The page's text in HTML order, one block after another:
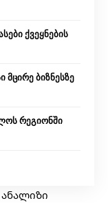
ქვეყნების
მცირე ბიზნესზე
რეგიონში